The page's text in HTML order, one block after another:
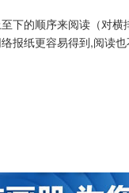
的顺序来阅读（对
纸更容易得到,阅读